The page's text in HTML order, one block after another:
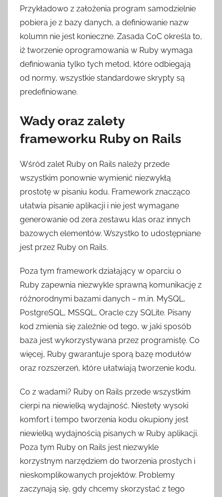
Przykładowo z założenia program samodzielnie
pobiera je z bazy danych, a definiowanie nazw
kolumn nie jest konieczne. Zasada CoC określa to,
iż tworzenie oprogramowania w Ruby wymaga
definiowania tylko tych metod, które odbiegają
od normy, wszystkie standardowe skrypty są
predefiniowane.
Wady oraz zalety
frameworku Ruby on Rails
Wśród zalet Ruby on Rails należy przede
wszystkim ponownie wymienić niezwykłą
prostotę w pisaniu kodu. Framework znacząco
ułatwia pisanie aplikacji i nie jest wymagane
generowanie od zera zestawu klas oraz innych
bazowych elementów. Wszystko to udostępniane
jest przez Ruby on Rails.
Poza tym framework działający w oparciu o
Ruby zapewnia niezwykle sprawną komunikację z
różnorodnymi bazami danych – m.in. MySQL,
PostgreSQL, MSSQL, Oracle czy SQLite. Pisany
kod zmienia się zależnie od tego, w jaki sposób
baza jest wykorzystywana przez programistę. Co
więcej, Ruby gwarantuje sporą bazę modułów
oraz rozszerzeń, które ułatwiają tworzenie kodu.
Co z wadami? Ruby on Rails przede wszystkim
cierpi na niewielką wydajność. Niestety wysoki
komfort i tempo tworzenia kodu okupiony jest
niewielką wydajnością pisanych w Ruby aplikacji.
Poza tym Ruby on Rails jest niezwykle
korzystnym narzędziem do tworzenia prostych i
nieskomplikowanych projektów. Problemy
zaczynają się, gdy chcemy skorzystać z tego